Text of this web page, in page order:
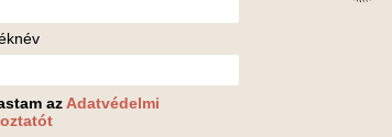
azAdatvédelmi